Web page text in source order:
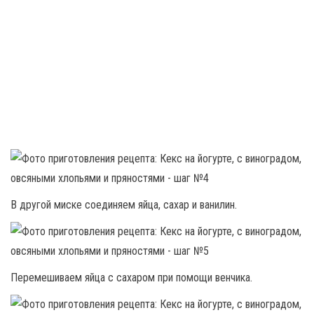
В другой миске соединяем яйца, сахар и ванилин.
Перемешиваем яйца с сахаром при помощи венчика.